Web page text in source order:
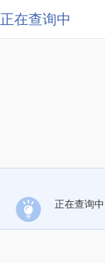
正在查询中
正在查询